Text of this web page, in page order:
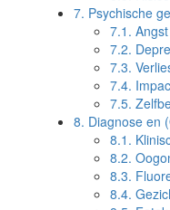
7. Psychische
7.1.
7.2.
7.3.
7.4.
7.5.
8. Diagnose en
8.1.
8.2.
8.3.
8.4.